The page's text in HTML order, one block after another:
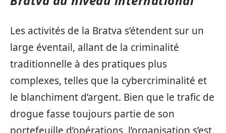
Les activités de la Bratva s’étendent sur un
large éventail, allant de la criminalité
traditionnelle à des pratiques plus
complexes, telles que la cybercriminalité et
le blanchiment d’argent. Bien que le trafic de
drogue fasse toujours partie de son